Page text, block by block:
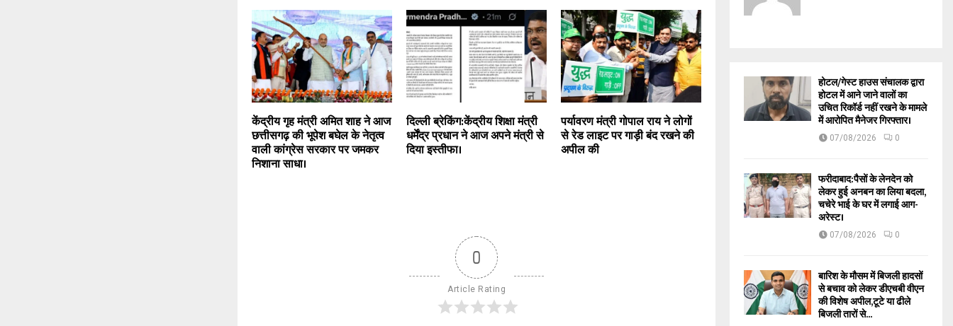
केंद्रीय गृह मंत्री अमित शाह ने आज
छत्तीसगढ़ की भूपेश बघेल के नेतृत्व
वाली कांग्रेस सरकार पर जमकर
निशाना साधा।
दिल्ली ब्रेकिंग:केंद्रीय शिक्षा मंत्री
धर्मेंद्र प्रधान ने आज अपने मंत्री से
दिया इस्तीफा।
पर्यावरण मंत्री गोपाल राय ने लोगों
से रेड लाइट पर गाड़ी बंद रखने की
अपील की
0
Article Rating
होटल/गेस्ट हाउस संचालक द्वारा
होटल में आने जाने वालों का
उचित रिकॉर्ड नहीं रखने के मामले
में आरोपित मैनेजर गिरफ्तार।
07/08/2026 0
फरीदाबाद:पैसों के लेनदेन को
लेकर हुई अनबन का लिया बदला,
चचेरे भाई के घर में लगाई आग-
अरेस्ट।
07/08/2026 0
बारिश के मौसम में बिजली हादसों
से बचाव को लेकर डीएचबी वीएन
की विशेष अपील,टूटे या ढीले
बिजली तारों से...